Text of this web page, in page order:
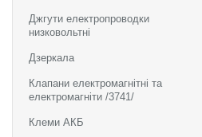
Джгути електропроводки
низковольтні
Дзеркала
Клапани електромагнітні та
електромагніти /3741/
Клеми АКБ